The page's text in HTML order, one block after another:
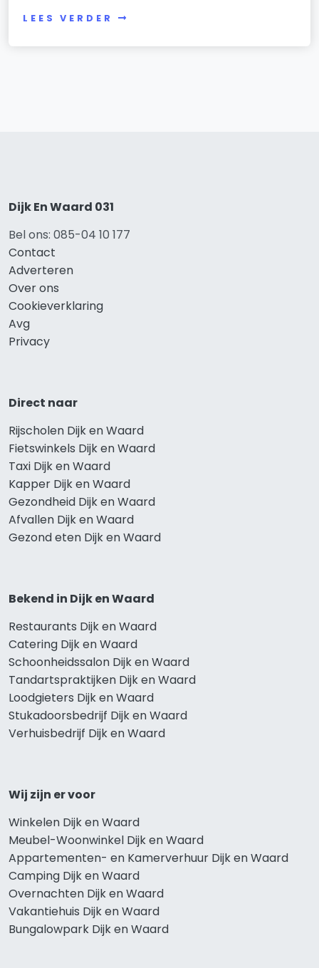
LEES VERDER
Dijk En Waard 031
Bel ons: 085-04 10 177
Contact
Adverteren
Over ons
Cookieverklaring
Avg
Privacy
Direct naar
Rijscholen Dijk en Waard
Fietswinkels Dijk en Waard
Taxi Dijk en Waard
Kapper Dijk en Waard
Gezondheid Dijk en Waard
Afvallen Dijk en Waard
Gezond eten Dijk en Waard
Bekend in Dijk en Waard
Restaurants Dijk en Waard
Catering Dijk en Waard
Schoonheidssalon Dijk en Waard
Tandartspraktijken Dijk en Waard
Loodgieters Dijk en Waard
Stukadoorsbedrijf Dijk en Waard
Verhuisbedrijf Dijk en Waard
Wij zijn er voor
Winkelen Dijk en Waard
Meubel-Woonwinkel Dijk en Waard
Appartementen- en Kamerverhuur Dijk en Waard
Camping Dijk en Waard
Overnachten Dijk en Waard
Vakantiehuis Dijk en Waard
Bungalowpark Dijk en Waard